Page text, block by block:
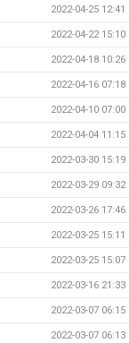
2022-04-25 12:41
2022-04-22 15:10
2022-04-18 10:26
2022-04-16 07:18
2022-04-10 07:00
2022-04-04 11:15
2022-03-30 15:19
2022-03-29 09:32
2022-03-26 17:46
2022-03-25 15:11
2022-03-25 15:07
2022-03-16 21:33
2022-03-07 06:15
2022-03-07 06:13